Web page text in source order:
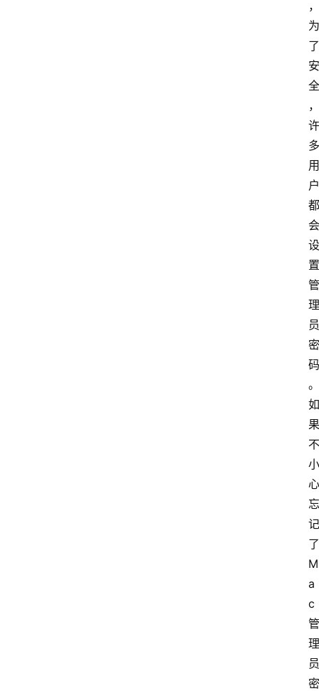
，
为
了
安
全
，
许
多
用
户
都
会
设
置
管
理
员
密
码
。
如
果
不
小
心
忘
记
了
M
a
c
管
理
员
密